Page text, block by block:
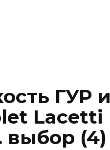
ГУР и
Lacetti
выбор (4)